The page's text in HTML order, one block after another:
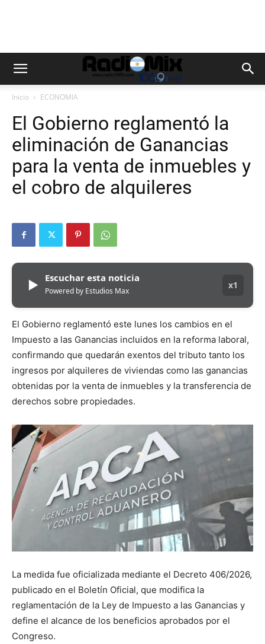
Inicio ECONOMIA
El Gobierno reglamentó la
eliminación de Ganancias
para la venta de inmuebles y
el cobro de alquileres
▶ Escuchar esta noticia
Powered by Estudios Max
x1
El Gobierno reglamentó este lunes los cambios en el
Impuesto a las Ganancias incluidos en la reforma laboral,
confirmando que quedarán exentos del tributo tanto los
ingresos por alquileres de viviendas como las ganancias
obtenidas por la venta de inmuebles y la transferencia de
derechos sobre propiedades.
La medida fue oficializada mediante el Decreto 406/2026,
publicado en el Boletín Oficial, que modifica la
reglamentación de la Ley de Impuesto a las Ganancias y
define el alcance de los beneficios aprobados por el
Congreso.